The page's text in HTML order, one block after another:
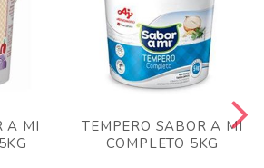
A MI
TEMPERO SABOR A MI
COMPLETO 5KG